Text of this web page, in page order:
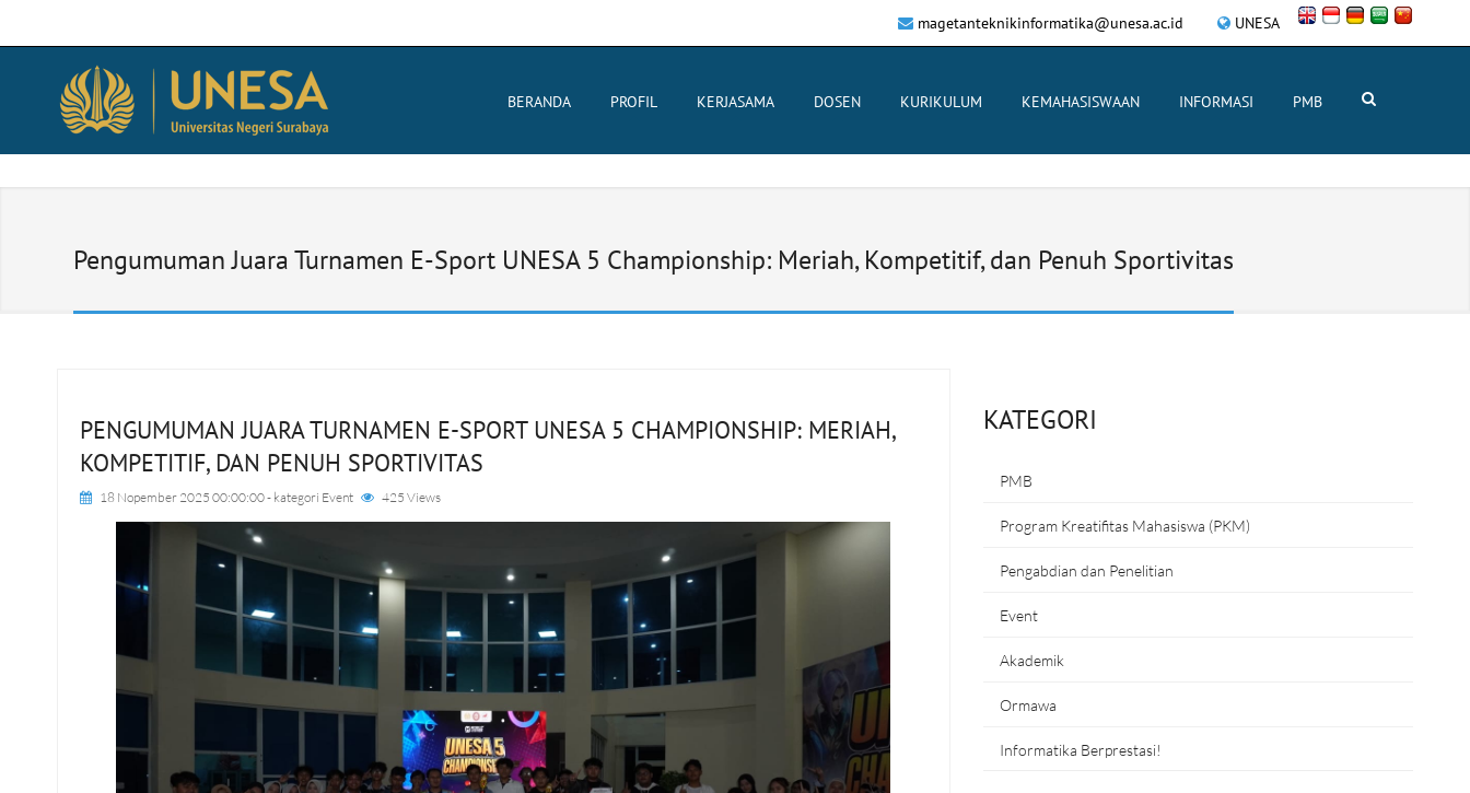
UNESA
magetanteknikinformatika@unesa.ac.id
BERANDA PROFIL KERJASAMA DOSEN KURIKULUM KEMAHASISWAAN INFORMASI PMB
Pengumuman Juara Turnamen E-Sport UNESA 5 Championship: Meriah, Kompetitif, dan Penuh Sportivitas
PENGUMUMAN JUARA TURNAMEN E-SPORT UNESA 5 CHAMPIONSHIP: MERIAH,
KOMPETITIF, DAN PENUH SPORTIVITAS
18 Nopember 2025 00:00:00- kategori Event 425 Views
KATEGORI
PMB
Program Kreatifitas Mahasiswa (PKM)
Pengabdian dan Penelitian
Event
Akademik
Ormawa
Informatika Berprestasi!